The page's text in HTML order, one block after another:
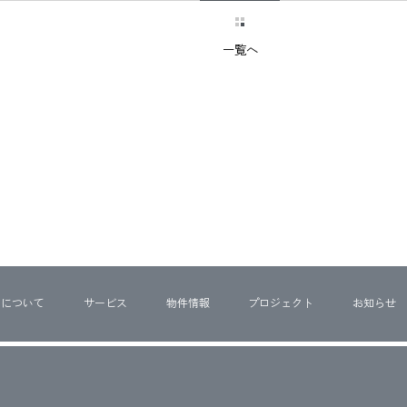
一覧へ
ついて サービス 物件情報 プロジェクト お知らせ